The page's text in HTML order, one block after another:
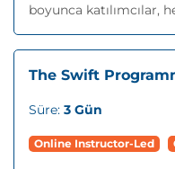
boyunca katılımcılar,
The Swift
Süre: 3 Gün
Online Instructor-Led